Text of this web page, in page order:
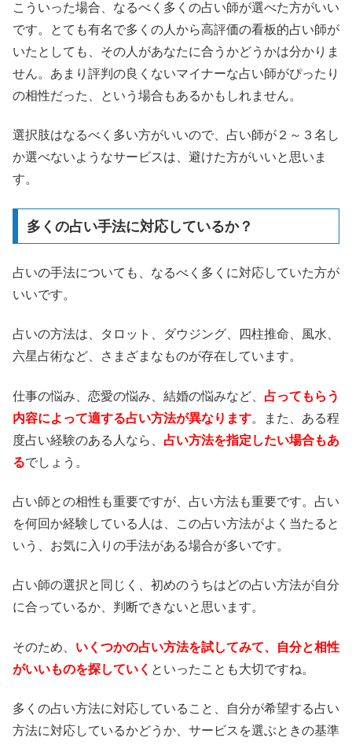
こういった場合、なるべく多くの占い師が選べた方がいい
です。とても有名で多くの人から高評価の看板的占い師が
いたとしても、その人があなたに合うかどうかは分かりま
せん。あまり評判の良くないマイナーな占い師がぴったり
の相性だった、という場合もあるかもしれません。
選択肢はなるべく多い方がいいので、占い師が２～３名し
か選べないようなサービスは、避けた方がいいと思いま
す。
多くの占い手法に対応しているか？
占いの手法についても、なるべく多くに対応していた方が
いいです。
占いの方法は、タロット、ダウジング、四柱推命、風水、
六星占術など、さまざまなものが存在しています。
仕事の悩み、恋愛の悩み、結婚の悩みなど、 占ってもらう
内容によって適する占い方法が異なります。また、ある程
度占い経験のある人なら、 占い方法を指定したい場合もあ
るでしょう。
占い師との相性も重要ですが、占い方法も重要です。占い
を何回か経験している人は、この占い方法がよく当たると
いう、お気に入りの手法がある場合が多いです。
占い師の選択と同じく、初めのうちはどの占い方法が自分
に合っているか、判断できないと思います。
そのため、 いくつかの占い方法を試してみて、自分と相性
がいいものを探していく といったことも大切ですね。
多くの占い方法に対応していること、自分が希望する占い
方法に対応しているかどうか、サービスを選ぶときの基準